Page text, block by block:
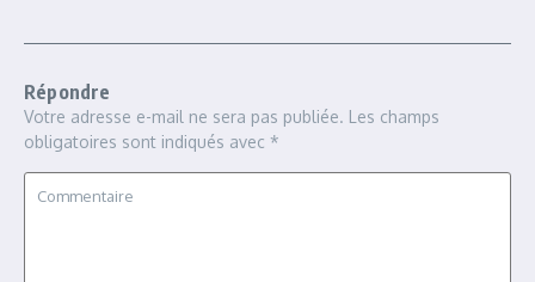
Répondre
Votre adresse e-mail ne sera pas publiée. Les champs
obligatoires sont indiqués avec *